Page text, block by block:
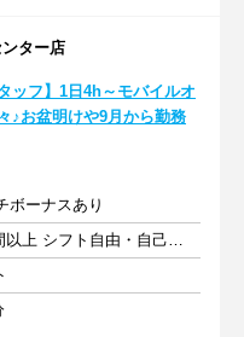
ター店
ッフ】1日4h～モバイルオ
♪お盆明けや9月から勤務
ボーナスあり
週2日以上 1日4時間以上 シフト自由・自己申告